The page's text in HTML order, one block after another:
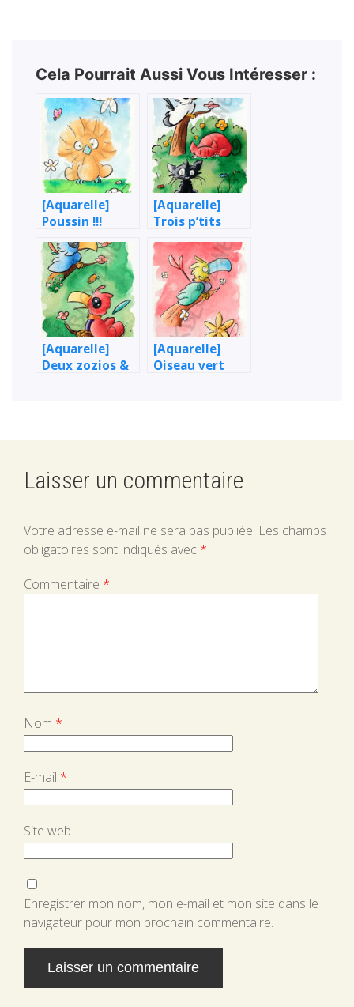
Cela Pourrait Aussi Vous Intéresser :
[Aquarelle]
Poussin !!!
[Aquarelle]
Trois p’tits
amis
[Aquarelle]
Deux zozios &
[Aquarelle]
Oiseau vert
Laisser un commentaire
Votre adresse e-mail ne sera pas publiée. Les champs
obligatoires sont indiqués avec *
Commentaire *
Nom *
E-mail *
Site web
Enregistrer mon nom, mon e-mail et mon site dans le
navigateur pour mon prochain commentaire.